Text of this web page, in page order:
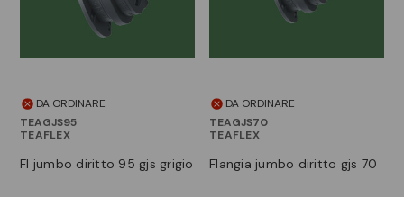
DA ORDINARE
TEAGJS95
TEAFLEX
fl jumbo diritto 95 gjs grigio
DA ORDINARE
TEAGJS70
TEAFLEX
flangia jumbo diritto gjs 70